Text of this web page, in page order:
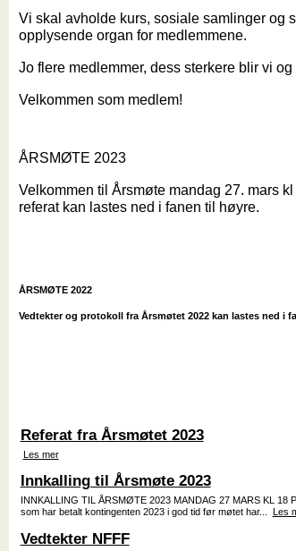
Vi skal avholde kurs, sosiale samlinger og
opplysende organ for medlemmene.
Jo flere medlemmer, dess sterkere blir vi
Velkommen som medlem!
ÅRSMØTE 2023
Velkommen til Årsmøte mandag 27. mars
referat kan lastes ned i fanen til høyre.
ÅRSMØTE 2022
Vedtekter og protokoll fra Årsmøtet 2022 kan lastes ned i
Referat fra Årsmøtet 2023
Les mer
Innkalling til Årsmøte 2023
INNKALLING TIL ÅRSMØTE 2023 MANDAG 27 MARS KL 18
som har betalt kontingenten 2023 i god tid før møtet har...
Les
Vedtekter NFFF